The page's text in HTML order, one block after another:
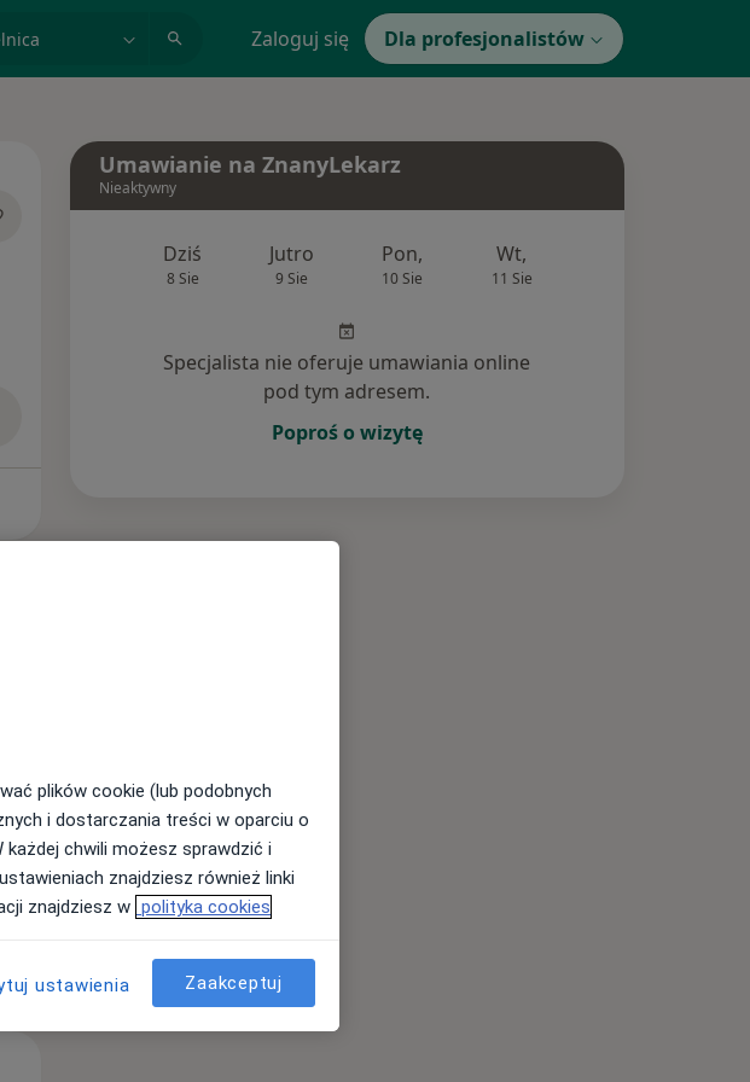
Zaloguj się Dla profesjonalistów
Umawianie na ZnanyLekarz
Nieaktywny
Dziś
8 Sie
Jutro
9 Sie
Pon,
10 Sie
Wt,
11 Sie
Specjalista nie oferuje umawiania online
pod tym adresem.
Poproś o wizytę
plików cookie (lub podobnych
i dostarczania treści w oparciu o
chwili możesz sprawdzić i
znajdziesz również linki
znajdziesz w polityka cookies
ustawienia Zaakceptuj